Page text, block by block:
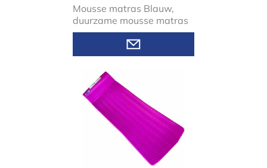
Mousse matras Blauw,
duurzame mousse matras
Kerlis Matras - Fushia - 180 x 67 x